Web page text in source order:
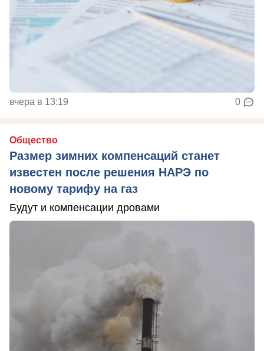
вчера в 13:19 0
Общество
Размер зимних компенсаций станет
известен после решения НАРЭ по
новому тарифу на газ
Будут и компенсации дровами